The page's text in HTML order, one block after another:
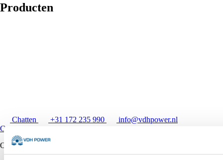
Producten
Chatten +31 172 235 990
info@vdhpower.nl
Contact
Openingstijden